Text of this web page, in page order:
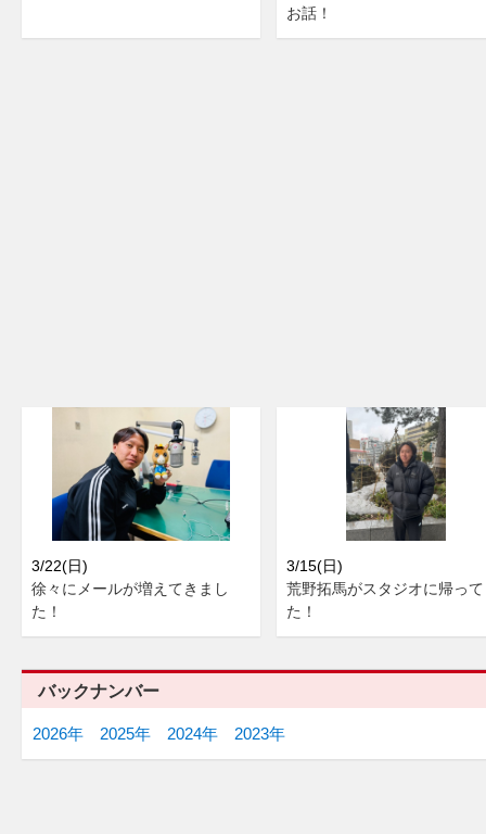
お話！
3/22(日)
徐々にメールが増えてきまし
た！
3/15(日)
荒野拓馬がスタジオに帰っ
た！
バックナンバー
2026年 2025年 2024年 2023年